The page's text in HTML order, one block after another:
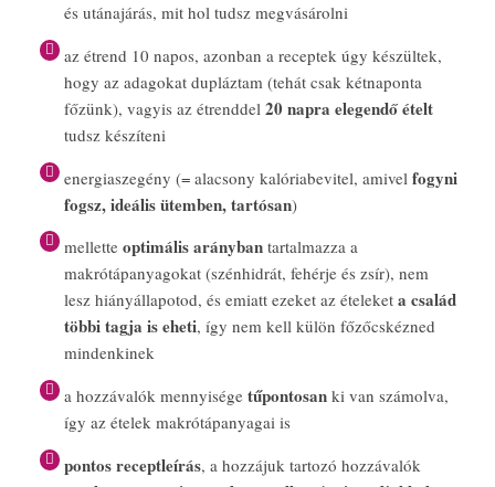
és utánajárás, mit hol tudsz megvásárolni
az étrend 10 napos, azonban a receptek úgy készültek,
hogy az adagokat dupláztam (tehát csak kétnaponta
főzünk), vagyis az étrenddel 20 napra elegendő ételt
tudsz készíteni
energiaszegény (= alacsony kalóriabevitel, amivel fogyni
fogsz, ideális ütemben, tartósan)
mellette optimális aránybantartalmazza a
makrótápanyagokat (szénhidrát, fehérje és zsír), nem
lesz hiányállapotod, és emiatt ezeket az ételeket a család
többi tagja is eheti, így nem kell külön főzőcskézned
mindenkinek
a hozzávalók mennyisége tűpontosanki van számolva,
így az ételek makrótápanyagai is
pontos receptleírás, a hozzájuk tartozó hozzávalók